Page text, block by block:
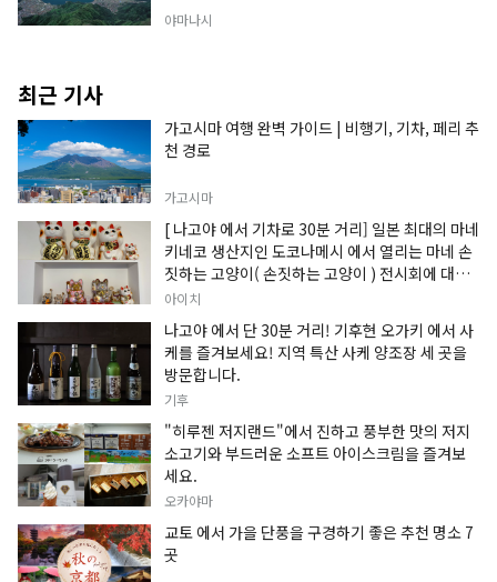
야마나시
최근 기사
가고시마 여행 완벽 가이드 | 비행기, 기차, 페리 추
천 경로
가고시마
[ 나고야 에서 기차로 30분 거리] 일본 최대의 마네
키네코 생산지인 도코나메시 에서 열리는 마네 손
짓하는 고양이( 손짓하는 고양이 ) 전시회에 대한
정보입니다.
아이치
나고야 에서 단 30분 거리! 기후현 오가키 에서 사
케를 즐겨보세요! 지역 특산 사케 양조장 세 곳을
방문합니다.
기후
"히루젠 저지랜드"에서 진하고 풍부한 맛의 저지
소고기와 부드러운 소프트 아이스크림을 즐겨보
세요.
오카야마
교토 에서 가을 단풍을 구경하기 좋은 추천 명소 7
곳